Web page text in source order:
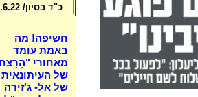
כ"ד בסיון/ 23.6.22
חשיפה! מה
באמת עומד
מאחורי
של העיתונאית
של אל- ג'זירה